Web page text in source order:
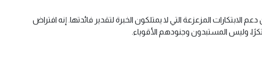
الابتكارات المزعزعة التي لا يمتلكون الخبرة لتقدير فائدتها. إنه افتراض
وليس المستبدون وجنودهم الأقوياء.